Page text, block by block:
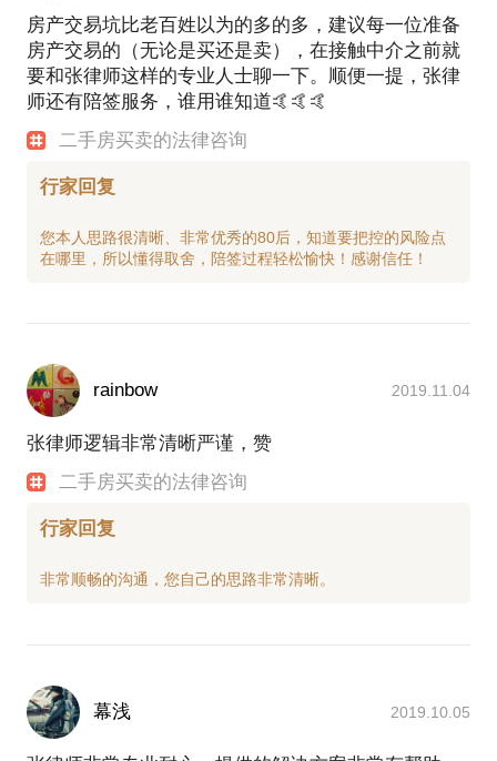
房产交易坑比老百姓以为的多的多，建议每一位准备
房产交易的（无论是买还是卖），在接触中介之前就
要和张律师这样的专业人士聊一下。顺便一提，张律
师还有陪签服务，谁用谁知道🤙🤙🤙
二手房买卖的法律咨询
行家回复
您本人思路很清晰、非常优秀的80后，知道要把控的风险点
rainbow 2019.11.04
张律师逻辑非常清晰严谨，赞
二手房买卖的法律咨询
行家回复
幕浅 2019.10.05